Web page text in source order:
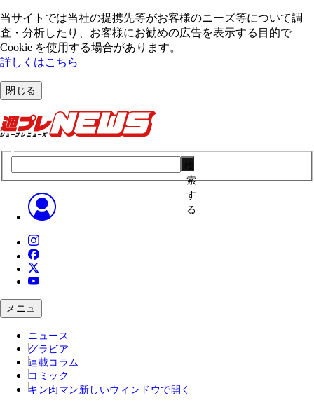
当サイトでは当社の提携先等がお客様のニーズ等について調
査・分析したり、お客様にお勧めの広告を表⽰する⽬的で
Cookie を使⽤する場合があります。
詳しくはこちら
閉じる
索
す
る
メニュ
ニュース
グラビア
連載コラム
コミック
キン肉マン 新しいウィンドウで開く